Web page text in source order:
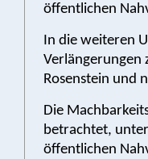
öffentlichen
In die weiteren
Verlängerungen
Rosenstein und
Die
betrachtet,
öffentlichen